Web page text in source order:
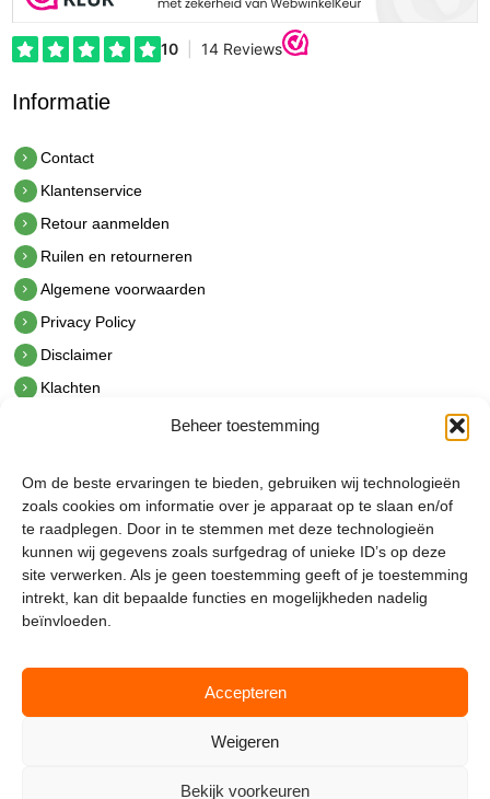
Beheer toestemming
Om de beste ervaringen te bieden, gebruiken wij technologieën
zoals cookies om informatie over je apparaat op te slaan en/of
te raadplegen. Door in te stemmen met deze technologieën
kunnen wij gegevens zoals surfgedrag of unieke ID’s op deze
site verwerken. Als je geen toestemming geeft of je toestemming
intrekt, kan dit bepaalde functies en mogelijkheden nadelig
beïnvloeden.
Accepteren
Weigeren
Bekijk voorkeuren
Informatie
Contact
Klantenservice
Retour aanmelden
Ruilen en retourneren
Algemene voorwaarden
Privacy Policy
Disclaimer
Klachten
hetindustriehuis B.V.
De Hoek 1 1601 MR Enkhuizen
t.0228 53 00 40
e.info@hetindustriehuis.com
KVK 51483904
BTW NL850044522B01